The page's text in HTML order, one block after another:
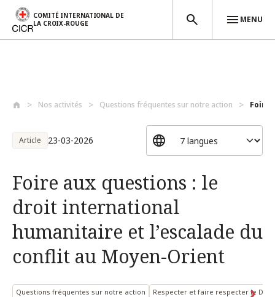
COMITÉ INTERNATIONAL DE
LA CROIX-ROUGE
MENU
Nos activités Questions fréquentes sur notre action Foire
Article 23-03-2026
Foire aux questions : le
droit international
humanitaire et l’escalade du
conflit au Moyen-Orient
Questions fréquentes sur notre action Respecter et faire respecter le DIH